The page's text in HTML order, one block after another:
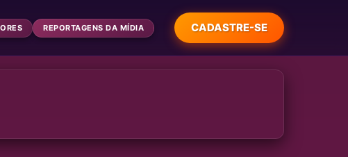
REPORTAGENS DA MÍDIA CADASTRE-SE